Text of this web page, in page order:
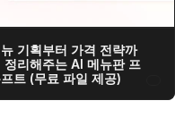
기획부터 가격 전략까
정리해주는 AI 메뉴판 프
트 (무료 파일 제공)